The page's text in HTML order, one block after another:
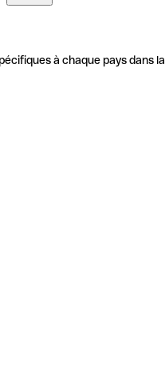
à chaque pays dans la